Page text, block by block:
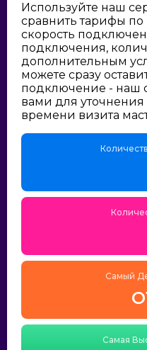
Используйте наш
сравнить тарифы
скорость
подключения,
дополнительным
можете сразу
подключение - наш
вами для уточнения
времени визита
Самый
Самая